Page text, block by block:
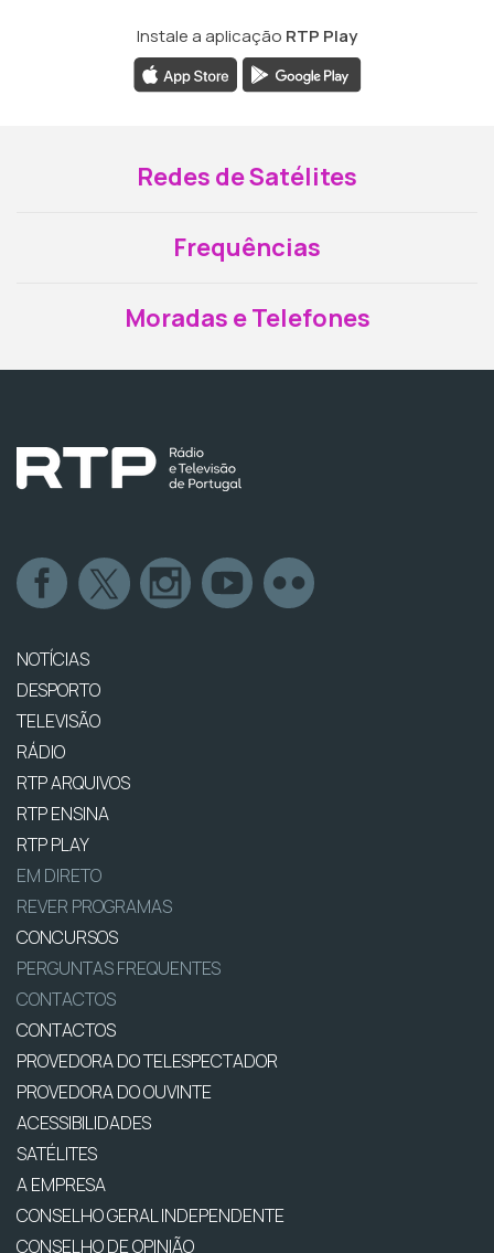
Instale a aplicação RTP Play
Redes de Satélites
Frequências
Moradas e Telefones
NOTÍCIAS
DESPORTO
TELEVISÃO
RÁDIO
RTP ARQUIVOS
RTP ENSINA
RTP PLAY
EM DIRETO
REVER PROGRAMAS
CONCURSOS
PERGUNTAS FREQUENTES
CONTACTOS
CONTACTOS
PROVEDORA DO TELESPECTADOR
PROVEDORA DO OUVINTE
ACESSIBILIDADES
SATÉLITES
A EMPRESA
CONSELHO GERAL INDEPENDENTE
CONSELHO DE OPINIÃO